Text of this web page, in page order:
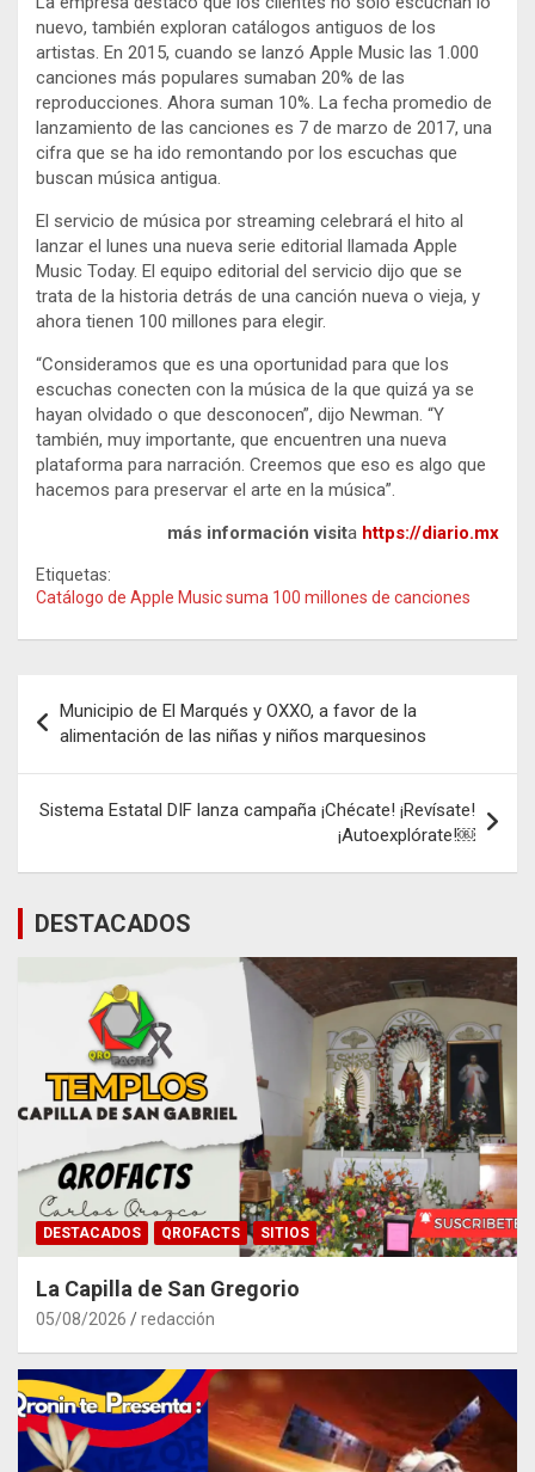
nuevo, también exploran catálogos antiguos de los
artistas. En 2015, cuando se lanzó Apple Music las 1.000
canciones más populares sumaban 20% de las
reproducciones. Ahora suman 10%. La fecha promedio de
lanzamiento de las canciones es 7 de marzo de 2017, una
cifra que se ha ido remontando por los escuchas que
buscan música antigua.
El servicio de música por streaming celebrará el hito al
lanzar el lunes una nueva serie editorial llamada Apple
Music Today. El equipo editorial del servicio dijo que se
trata de la historia detrás de una canción nueva o vieja, y
ahora tienen 100 millones para elegir.
“Consideramos que es una oportunidad para que los
escuchas conecten con la música de la que quizá ya se
hayan olvidado o que desconocen”, dijo Newman. “Y
también, muy importante, que encuentren una nueva
plataforma para narración. Creemos que eso es algo que
hacemos para preservar el arte en la música”.
más información visita https://diario.mx
Etiquetas:
Catálogo de Apple Music suma 100 millones de canciones
de
entradas
Municipio de El Marqués y OXXO, a favor de la
alimentación de las niñas y niños marquesinos
Sistema Estatal DIF lanza campaña ¡Chécate! ¡Revísate!
¡Autoexplórate!￼
DESTACADOS
DESTACADOS QROFACTS SITIOS
La Capilla de San Gregorio
05/08/2026 redacción